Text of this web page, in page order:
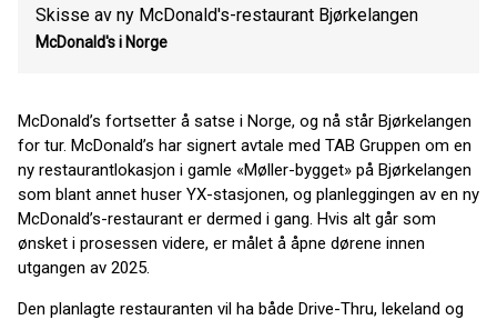
Skisse av ny McDonald's-restaurant Bjørkelangen
McDonald's i Norge
McDonald’s fortsetter å satse i Norge, og nå står Bjørkelangen
for tur. McDonald’s har signert avtale med TAB Gruppen om en
ny restaurantlokasjon i gamle «Møller-bygget» på Bjørkelangen
som blant annet huser YX-stasjonen, og planleggingen av en ny
McDonald’s-restaurant er dermed i gang. Hvis alt går som
ønsket i prosessen videre, er målet å åpne dørene innen
utgangen av 2025.
Den planlagte restauranten vil ha både Drive-Thru, lekeland og